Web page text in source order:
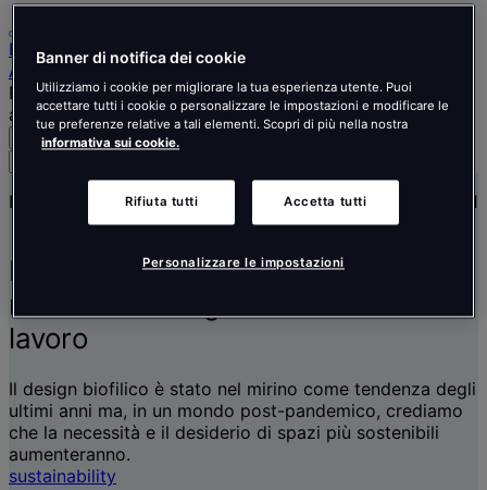
Home
Approfondimenti e notizie
Perché gli spazi verdi sono un must-have in ogni
ambiente di lavoro
Cerca Menu
luoghi,
approfondimenti
Insights & News 4 Ottobre 2021
Perché gli spazi verdi sono un
must-have in ogni ambiente di
lavoro
Il design biofilico è stato nel mirino come tendenza degli
ultimi anni ma, in un mondo post-pandemico, crediamo
che la necessità e il desiderio di spazi più sostenibili
aumenteranno.
sustainability
Banner di notifica dei cookie
Utilizziamo i cookie per migliorare la tua esperienza utente. Puoi
accettare tutti i cookie o personalizzare le impostazioni e modificare le
tue preferenze relative a tali elementi. Scopri di più nella nostra
informativa sui cookie.
Rifiuta tutti Accetta tutti
Personalizzare le impostazioni